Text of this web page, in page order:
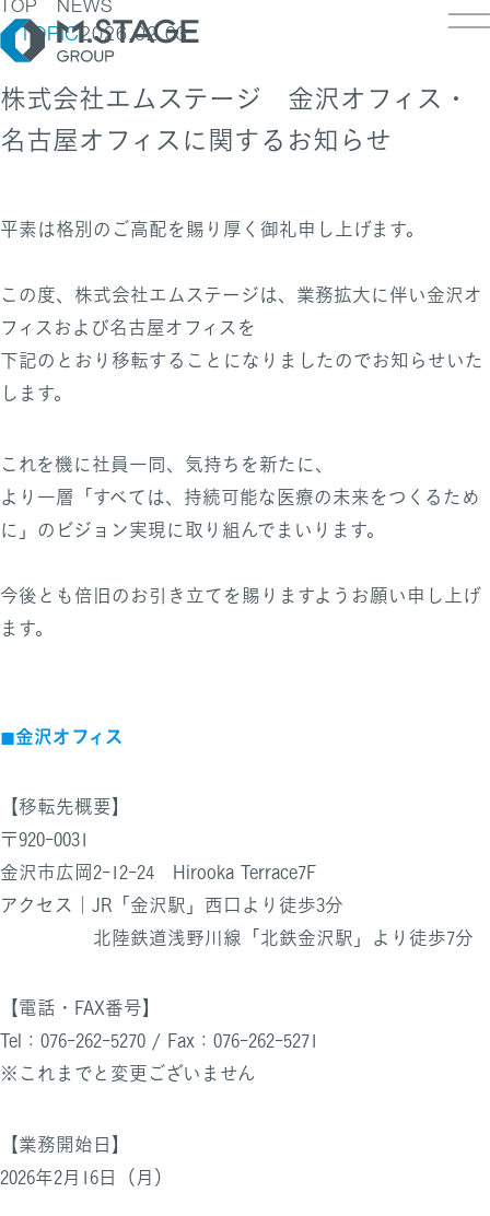
TOP
材
継M&A
プ企業一覧・事業拠点
見るエムステージグループ
ナビリティ
TOP
ッセージ
境シー
ンスの皆様へ
TOP NEWS
TOPIC 2026.02.03
株式会社エムステージ 金沢オフィス・
名古屋オフィスに関するお知らせ
平素は格別のご高配を賜り厚く御礼申し上げます。
この度、株式会社エムステージは、業務拡大に伴い金沢オ
フィスおよび名古屋オフィスを
下記のとおり移転することになりましたのでお知らせいた
します。
これを機に社員一同、気持ちを新たに、
より一層「すべては、持続可能な医療の未来をつくるため
に」のビジョン実現に取り組んでまいります。
今後とも倍旧のお引き立てを賜りますようお願い申し上げ
ます。
◼︎金沢オフィス
【移転先概要】
〒920-0031
金沢市広岡2-12-24 Hirooka Terrace7F
アクセス｜JR「金沢駅」西口より徒歩3分
北陸鉄道浅野川線「北鉄金沢駅」より徒歩7分
【電話・FAX番号】
Tel：076-262-5270 / Fax：076-262-5271
※これまでと変更ございません
【業務開始日】
2026年2月16日（月）